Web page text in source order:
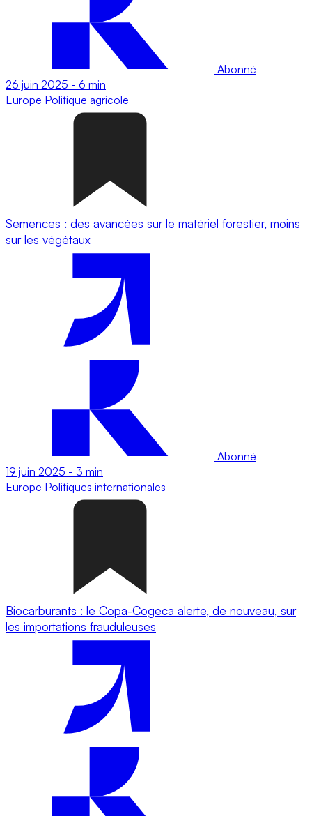
Abonné
26 juin 2025 - 6 min
Europe Politique agricole
Semences : des avancées sur le matériel forestier, moins
sur les végétaux
Abonné
19 juin 2025 - 3 min
Europe Politiques internationales
Biocarburants : le Copa-Cogeca alerte, de nouveau, sur
les importations frauduleuses